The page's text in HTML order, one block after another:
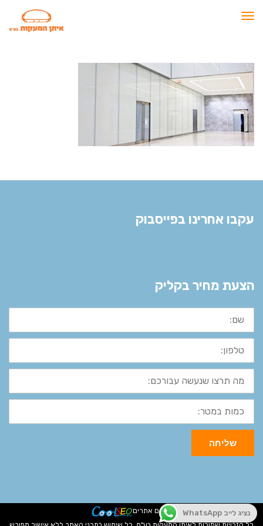
תפריט
עקבו אחרינו בפייסבוק
הצעת מחיר בקליק
שם:
טלפון:
מה
תרצו
שנעשה
עבורכם:
כמות
במטר:
שליחה
קידום אתרים
נציג לייב WhatsApp